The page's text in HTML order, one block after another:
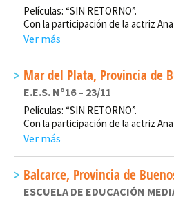
Películas: “SIN RETORNO”.
Con la participación de la actriz
Ver más
Mar del Plata, Provincia de
E.E.S. Nº16 – 23/11
Películas: “SIN RETORNO”.
Con la participación de la actriz
Ver más
Balcarce, Provincia de
ESCUELA DE EDUCACIÓN